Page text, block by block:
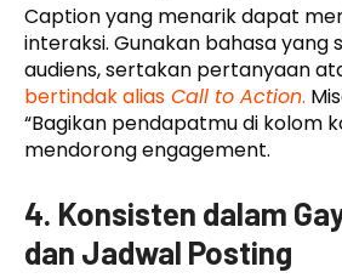
Caption yang menarik dapat
interaksi. Gunakan bahasa yang
audiens, sertakan pertanyaan
bertindak alias Call to Action.
“Bagikan pendapatmu di kolom
mendorong engagement.
4. Konsisten dalam
dan Jadwal Posting